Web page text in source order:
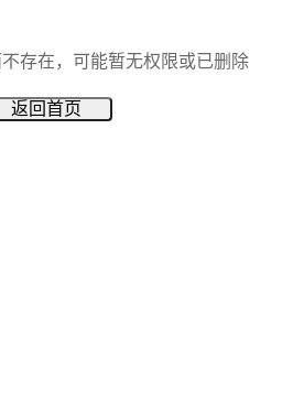
存在，可能暂无权限或已删除
返回首页